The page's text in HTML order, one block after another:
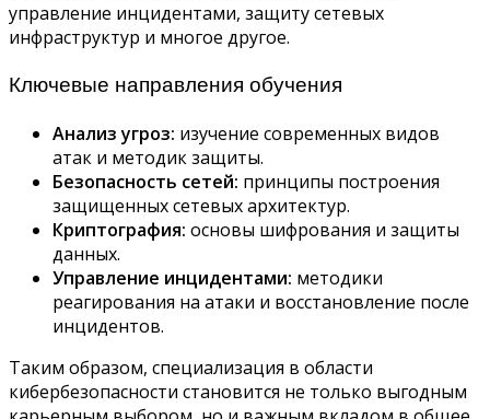
управление инцидентами, защиту сетевых
инфраструктур и многое другое.
Ключевые направления обучения
Анализ угроз: изучение современных видов
атак и методик защиты.
Безопасность сетей: принципы построения
защищенных сетевых архитектур.
Криптография: основы шифрования и защиты
данных.
Управление инцидентами: методики
реагирования на атаки и восстановление после
инцидентов.
Таким образом, специализация в области
кибербезопасности становится не только выгодным